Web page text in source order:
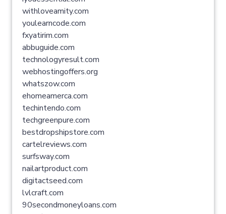
withloveamity.com
youlearncode.com
fxyatirim.com
abbuguide.com
technologyresult.com
webhostingoffers.org
whatszow.com
ehomeamerca.com
techintendo.com
techgreenpure.com
bestdropshipstore.com
cartelreviews.com
surfsway.com
nailartproduct.com
digitactseed.com
lvlcraft.com
90secondmoneyloans.com